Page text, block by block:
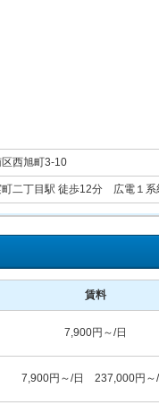
西旭町3-10
町二丁目駅 徒歩12分 広電１
賃料
7,900円～/日
7,900円～/日 237,000円～